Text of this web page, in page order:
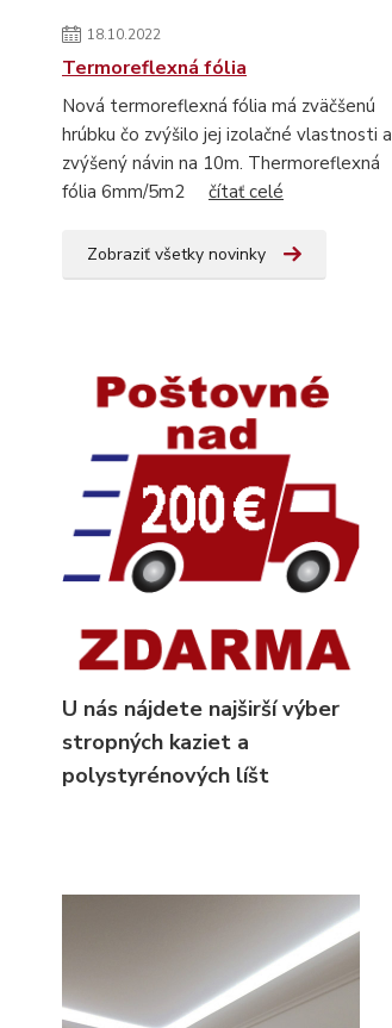
18.10.2022
Termoreflexná fólia
Nová termoreflexná fólia má zväčšenú
hrúbku čo zvýšilo jej izolačné vlastnosti a
zvýšený návin na 10m. Thermoreflexná
fólia 6mm/5m2 čítať celé
Zobraziť všetky novinky
U nás nájdete najširší výber
stropných kaziet a
polystyrénových líšt